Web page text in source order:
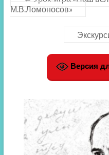
М.В.Ломоносов»
Версия